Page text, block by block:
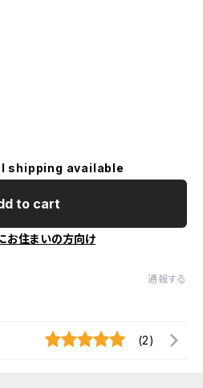
shipping available
to cart
お住まいの方向け
通報する
(2)